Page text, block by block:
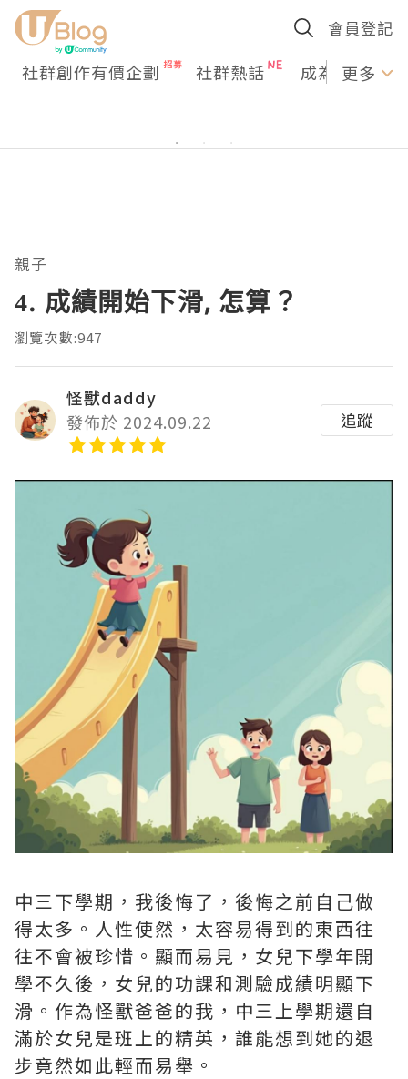
會員登記
社群創作有價企劃 社群熱話 成為U更多
親子
4. 成績開始下滑, 怎算？
瀏覽次數:947
怪獸daddy
發佈於 2024.09.22
追蹤
中三下學期，我後悔了，後悔之前自己做
得太多。人性使然，太容易得到的東西往
往不會被珍惜。顯而易見，女兒下學年開
學不久後，女兒的功課和測驗成績明顯下
滑。作為怪獸爸爸的我，中三上學期還自
滿於女兒是班上的精英，誰能想到她的退
步竟然如此輕而易舉。